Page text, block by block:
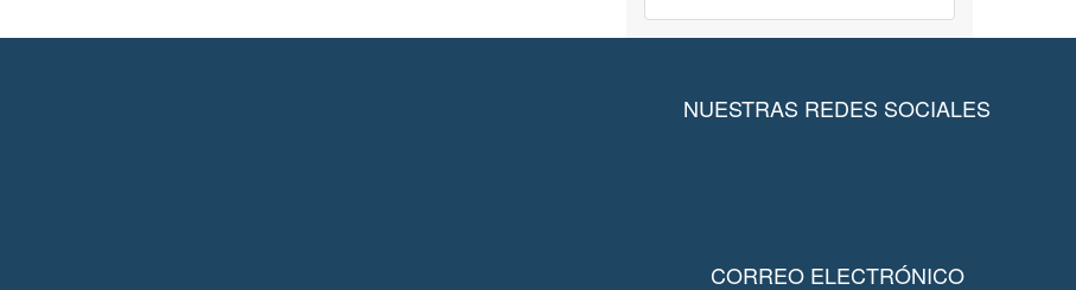
NUESTRAS REDES SOCIALES
CORREO ELECTRÓNICO